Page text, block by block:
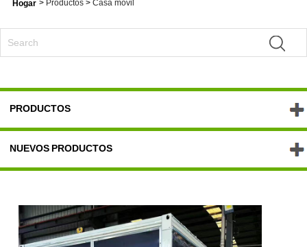
Hogar > Productos > Casa móvil
PRODUCTOS
NUEVOS PRODUCTOS